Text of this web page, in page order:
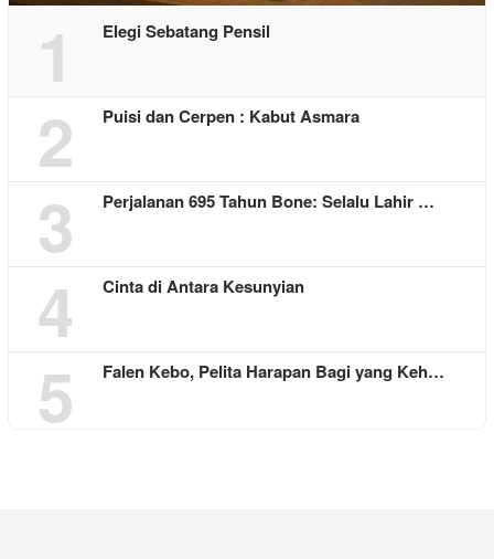
1 Elegi Sebatang Pensil
2 Puisi dan Cerpen : Kabut Asmara
3 Perjalanan 695 Tahun Bone: Selalu Lahir …
4 Cinta di Antara Kesunyian
5 Falen Kebo, Pelita Harapan Bagi yang Keh…